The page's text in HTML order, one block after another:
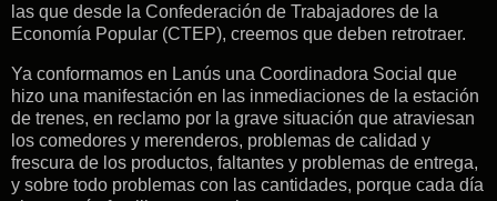
las que desde la Confederación de Trabajadores de la
Economía Popular (CTEP), creemos que deben retrotraer.
Ya conformamos en Lanús una Coordinadora Social que
hizo una manifestación en las inmediaciones de la estación
de trenes, en reclamo por la grave situación que atraviesan
los comedores y merenderos, problemas de calidad y
frescura de los productos, faltantes y problemas de entrega,
y sobre todo problemas con las cantidades, porque cada día